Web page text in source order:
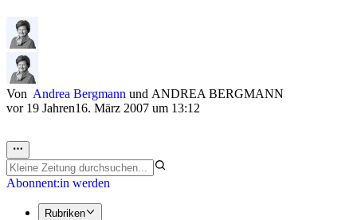
Von Andrea Bergmann und ANDREA BERGMANN
vor 19 Jahren16. März 2007 um 13:12
Abonnent:in werden
Rubriken